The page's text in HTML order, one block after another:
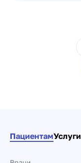
ПациентамУслуги